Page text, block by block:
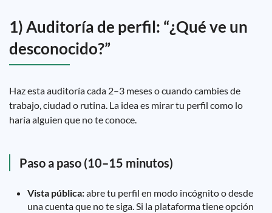
1) Auditoría de perfil: “¿Qué ve un
desconocido?”
Haz esta auditoría cada 2–3 meses o cuando cambies de
trabajo, ciudad o rutina. La idea es mirar tu perfil como lo
haría alguien que no te conoce.
Paso a paso (10–15 minutos)
Vista pública:abre tu perfil en modo incógnito o desde
una cuenta que no te siga. Si la plataforma tiene opción